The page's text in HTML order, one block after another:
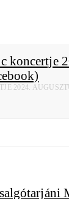
2024.